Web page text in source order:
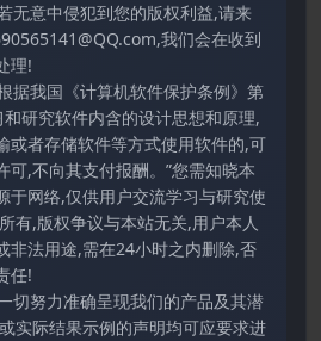
无意中侵犯到您的版权利益,请来
我们会在收到
理!
据我国《计算机软件保护条例》第
研究软件内含的设计思想和原理,
或者存储软件等方式使用软件的,可
可,不向其支付报酬。”您需知晓本
于网络,仅供用户交流学习与研究使
有,版权争议与本站无关,用户本人
非法用途,需在24小时之内删除,否
任!
切努力准确呈现我们的产品及其潜
实际结果示例的声明均可应要求进